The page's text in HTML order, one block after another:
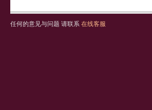
任何的意见与问题 请联系 在线客服